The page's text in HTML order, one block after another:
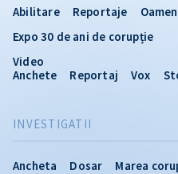
INVESTIGATII
Ancheta Dosar
Marea
Abilitare Reportaje
Expo 30 de ani de corupție
Video
Anchete
Reportaj Vox